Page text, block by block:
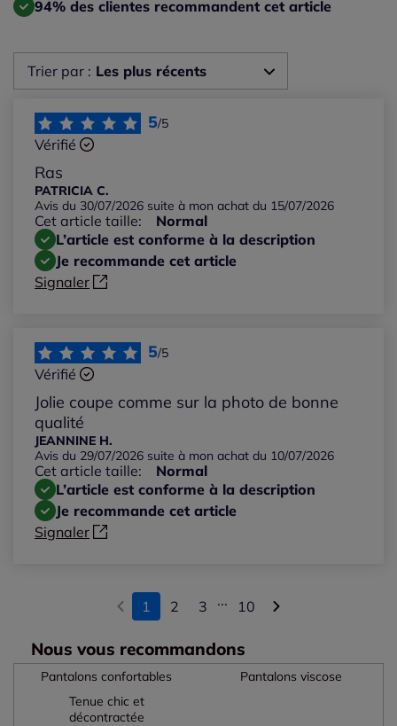
94% des clientes recommandent cet article
Trier par : Les plus récents
Les plus récents
Notes les plus élevées
Notes les plus basses
5/5
Vérifié
Ras
PATRICIA C.
Avis du 30/07/2026 suite à mon achat du 15/07/2026
Cet article taille:
Normal
L’article est conforme à la description
Je recommande cet article
Signaler
5/5
Vérifié
Jolie coupe comme sur la photo de bonne
qualité
JEANNINE H.
Avis du 29/07/2026 suite à mon achat du 10/07/2026
Cet article taille:
Normal
L’article est conforme à la description
Je recommande cet article
Signaler
1 2 3 ... 10
Nous vous recommandons
Pantalons confortables
Tenue chic et
décontractée
Pantalons viscose